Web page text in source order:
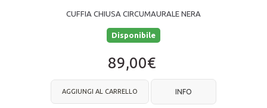
CUFFIA CHIUSA CIRCUMAURALE NERA
Disponibile
89,00€
AGGIUNGI AL CARRELLO INFO